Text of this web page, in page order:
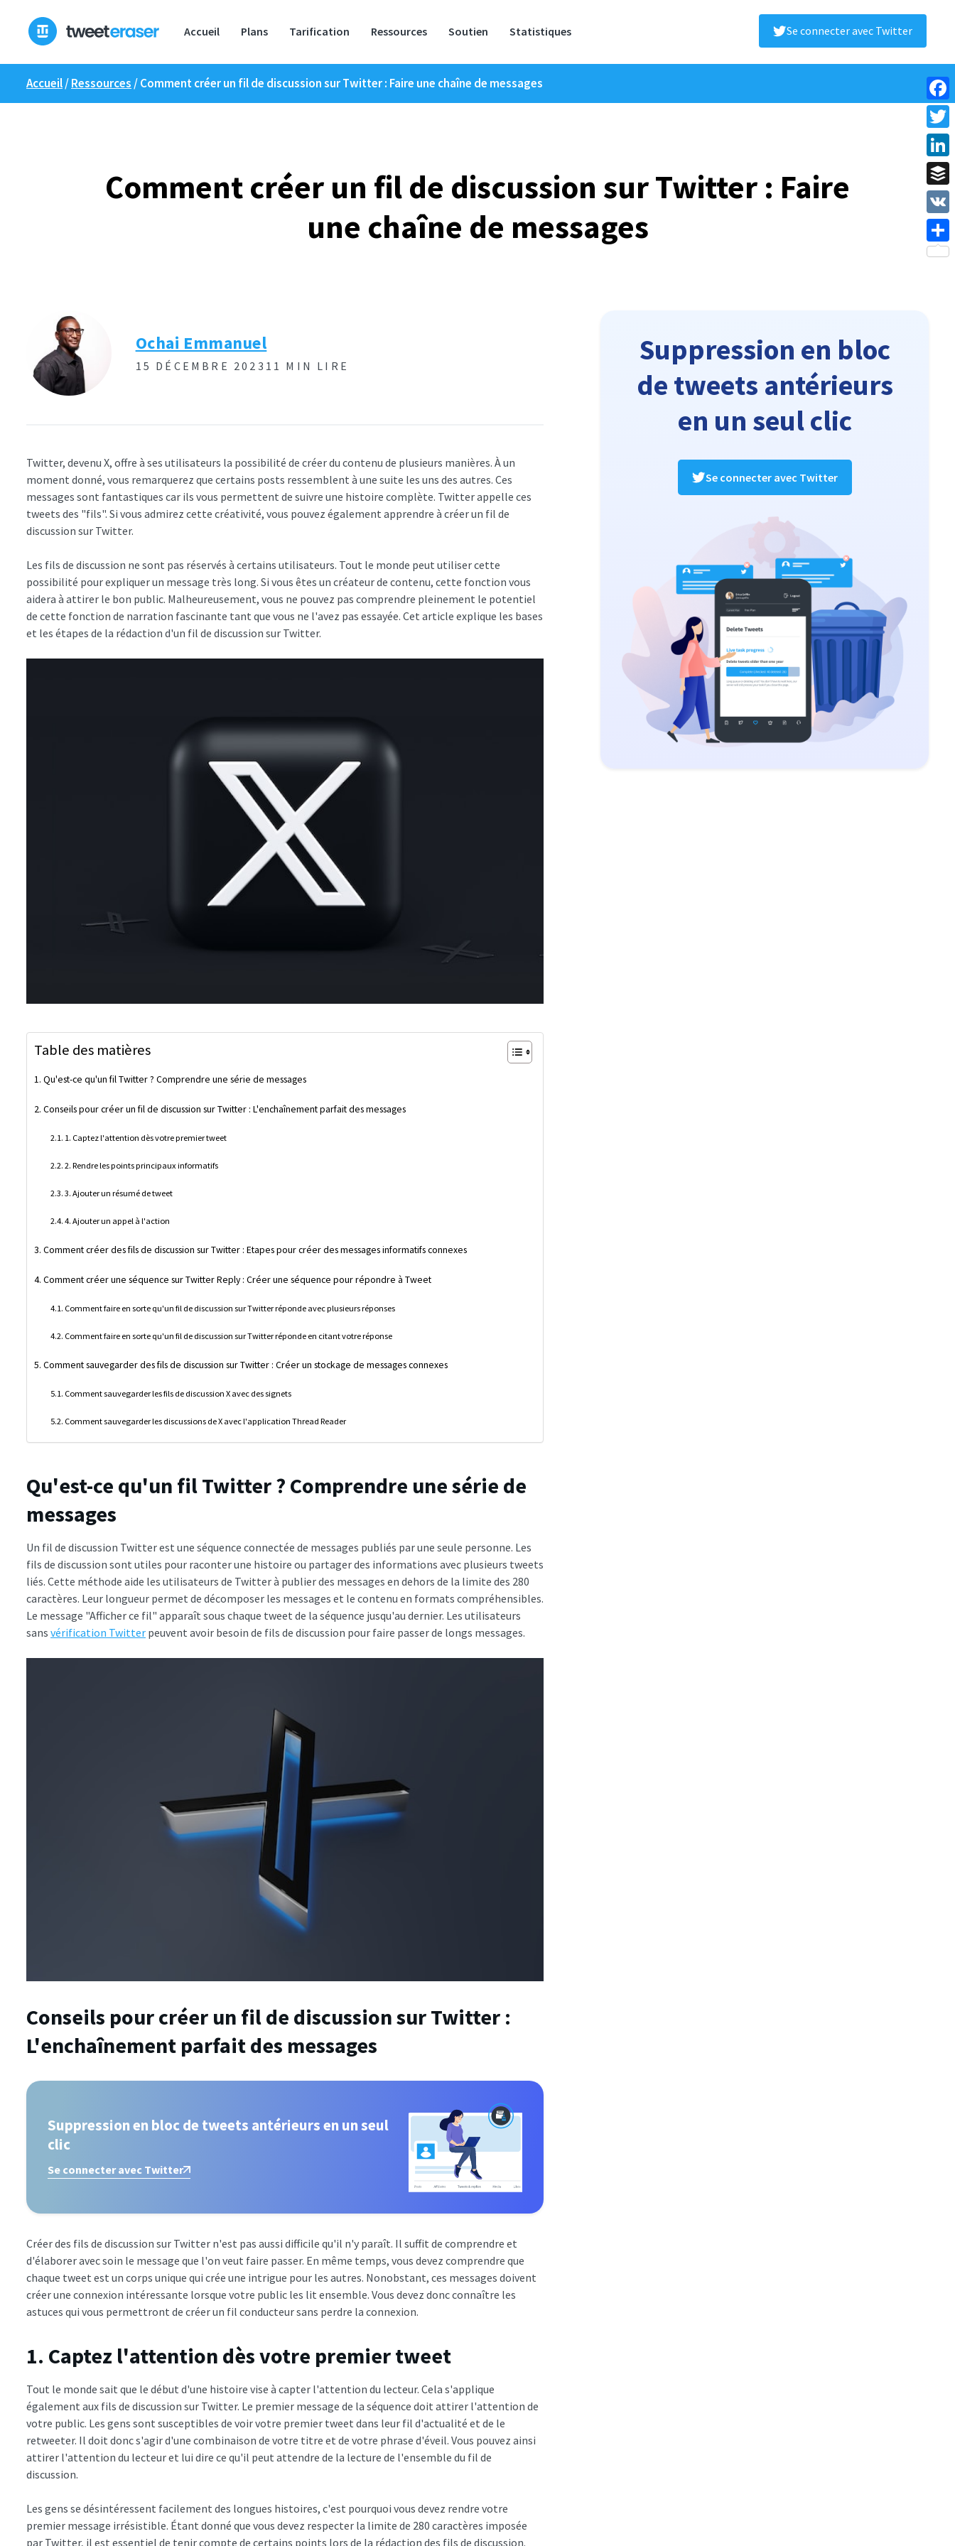
content
Accueil Plans Tarification Ressources Soutien Statistiques Se connecter avec Twitter
Accueil/Ressources /Comment créer un fil de discussion sur Twitter : Faire une chaîne de messages
Comment créer un fil de discussion sur Twitter : Faire
une chaîne de messages
Ochai Emmanuel
15 DÉCEMBRE 2023 11 MIN LIRE
Twitter, devenu X, offre à ses utilisateurs la possibilité de créer du contenu de plusieurs manières. À un
moment donné, vous remarquerez que certains posts ressemblent à une suite les uns des autres. Ces
messages sont fantastiques car ils vous permettent de suivre une histoire complète. Twitter appelle ces
tweets des "fils". Si vous admirez cette créativité, vous pouvez également apprendre à créer un fil de
discussion sur Twitter.
Les fils de discussion ne sont pas réservés à certains utilisateurs. Tout le monde peut utiliser cette
possibilité pour expliquer un message très long. Si vous êtes un créateur de contenu, cette fonction vous
aidera à attirer le bon public. Malheureusement, vous ne pouvez pas comprendre pleinement le potentiel
de cette fonction de narration fascinante tant que vous ne l'avez pas essayée. Cet article explique les bases
et les étapes de la rédaction d'un fil de discussion sur Twitter.
Table des matières
Qu'est-ce qu'un fil Twitter ? Comprendre une série de messages
Conseils pour créer un fil de discussion sur Twitter : L'enchaînement parfait des messages
1. Captez l'attention dès votre premier tweet
2. Rendre les points principaux informatifs
3. Ajouter un résumé de tweet
4. Ajouter un appel à l'action
Comment créer des fils de discussion sur Twitter : Etapes pour créer des messages informatifs connexes
Comment créer une séquence sur Twitter Reply : Créer une séquence pour répondre à Tweet
Comment faire en sorte qu'un fil de discussion sur Twitter réponde avec plusieurs réponses
Comment faire en sorte qu'un fil de discussion sur Twitter réponde en citant votre réponse
Comment sauvegarder des fils de discussion sur Twitter : Créer un stockage de messages connexes
Comment sauvegarder les fils de discussion X avec des signets
Comment sauvegarder les discussions de X avec l'application Thread Reader
Qu'est-ce qu'un fil Twitter ? Comprendre une série de
messages
Un fil de discussion Twitter est une séquence connectée de messages publiés par une seule personne. Les
fils de discussion sont utiles pour raconter une histoire ou partager des informations avec plusieurs tweets
liés. Cette méthode aide les utilisateurs de Twitter à publier des messages en dehors de la limite des 280
caractères. Leur longueur permet de décomposer les messages et le contenu en formats compréhensibles.
Le message "Afficher ce fil" apparaît sous chaque tweet de la séquence jusqu'au dernier. Les utilisateurs
sans vérification Twitter peuvent avoir besoin de fils de discussion pour faire passer de longs messages.
Conseils pour créer un fil de discussion sur Twitter :
L'enchaînement parfait des messages
Suppression en bloc de tweets antérieurs en un seul
clic
Se connecter avec Twitter
Créer des fils de discussion sur Twitter n'est pas aussi difficile qu'il n'y paraît. Il suffit de comprendre et
d'élaborer avec soin le message que l'on veut faire passer. En même temps, vous devez comprendre que
chaque tweet est un corps unique qui crée une intrigue pour les autres. Nonobstant, ces messages doivent
créer une connexion intéressante lorsque votre public les lit ensemble. Vous devez donc connaître les
astuces qui vous permettront de créer un fil conducteur sans perdre la connexion.
1. Captez l'attention dès votre premier tweet
Tout le monde sait que le début d'une histoire vise à capter l'attention du lecteur. Cela s'applique
également aux fils de discussion sur Twitter. Le premier message de la séquence doit attirer l'attention de
votre public. Les gens sont susceptibles de voir votre premier tweet dans leur fil d'actualité et de le
retweeter. Il doit donc s'agir d'une combinaison de votre titre et de votre phrase d'éveil. Vous pouvez ainsi
attirer l'attention du lecteur et lui dire ce qu'il peut attendre de la lecture de l'ensemble du fil de
discussion.
Les gens se désintéressent facilement des longues histoires, c'est pourquoi vous devez rendre votre
premier message irrésistible. Étant donné que vous devez respecter la limite de 280 caractères imposée
par Twitter, il est essentiel de tenir compte de certains points lors de la rédaction des fils de discussion.
Suppression en bloc
de tweets antérieurs
en un seul clic
Se connecter avec Twitter
VK